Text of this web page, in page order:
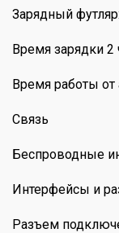
Зарядный
Время зарядки 2
Время работы от
Связь
Беспроводные
Интерфейсы и
Разъем